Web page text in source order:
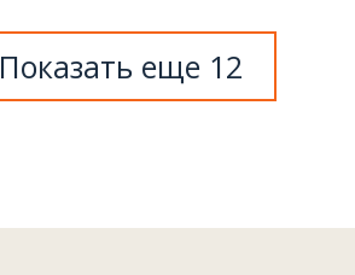
Показать еще 12